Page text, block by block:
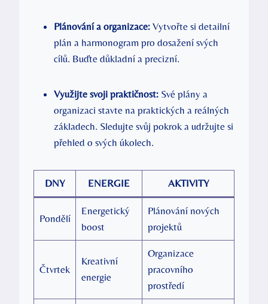
Plánování a organizace: Vytvořte si detailní
plán a harmonogram pro dosažení svých
cílů. Buďte důkladní a precizní.
Využijte svoji praktičnost: Své plány a
organizaci stavte na praktických a reálných
základech. Sledujte svůj pokrok a udržujte si
přehled o svých úkolech.
DNY ENERGIE AKTIVITY
Pondělí
Energetický
boost
Plánování nových
projektů
Čtvrtek
Kreativní
energie
Organizace
pracovního
prostředí